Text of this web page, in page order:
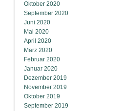
Oktober 2020
September 2020
Juni 2020
Mai 2020
April 2020
März 2020
Februar 2020
Januar 2020
Dezember 2019
November 2019
Oktober 2019
September 2019